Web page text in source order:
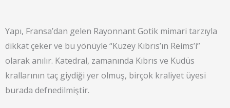
Yapı, Fransa’dan gelen Rayonnant Gotik mimari tarzıyla
dikkat çeker ve bu yönüyle “Kuzey Kıbrıs’ın Reims’i”
olarak anılır. Katedral, zamanında Kıbrıs ve Kudüs
krallarının taç giydiği yer olmuş, birçok kraliyet üyesi
burada defnedilmiştir.